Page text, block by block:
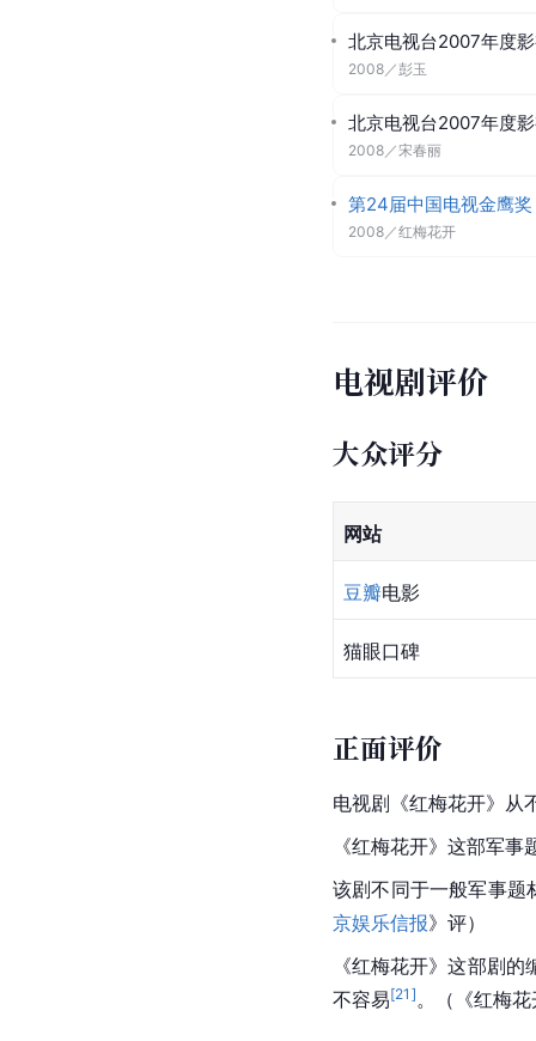
北京电视台2007年度
2008 ／彭玉
北京电视台2007年度
2008 ／ 宋春丽
第24届中国电视金鹰奖
2008 ／红梅花开
电视剧评价
大众评分
网站
豆瓣电影
猫眼口碑
正面评价
电视剧《红梅花开》从
《红梅花开》这部军
该剧不同于一般军事题
京娱乐信报》评）
《红梅花开》这部剧
不容易[21 ] 。（《红梅